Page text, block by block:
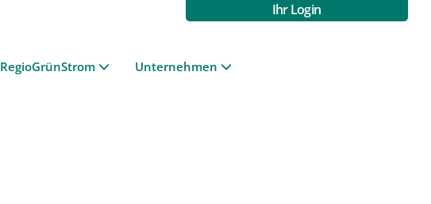
Ihr Login
RegioGrünStrom Unternehmen